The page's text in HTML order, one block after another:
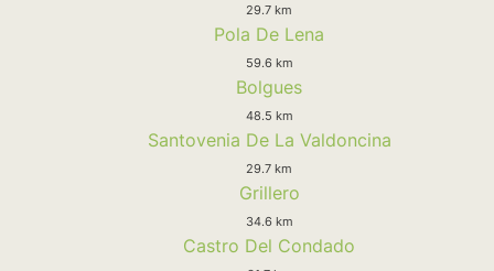
29.7 km
Pola De Lena
59.6 km
Bolgues
48.5 km
Santovenia De La Valdoncina
29.7 km
Grillero
34.6 km
Castro Del Condado